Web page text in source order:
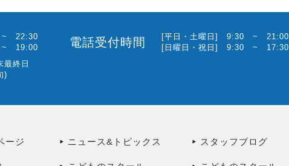
~ 22:30
~ 19:00
電話受付時間
[平日・土曜日] 9:30 ~ 21:00
[日曜日・祝日] 9:30 ~ 17:30
終日
)
ージ ニュース&トピックス スタッフブログ